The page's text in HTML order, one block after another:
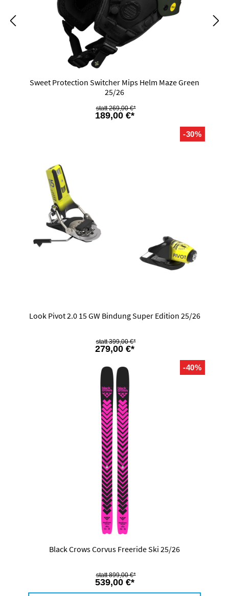
Sweet Protection Switcher Mips Helm Maze Green
25/26
189,00 €*
269,00 €*
-30%
Look Pivot 2.0 15 GW Bindung Super Edition 25/26
279,00 €*
399,00 €*
-40%
Black Crows Corvus Freeride Ski 25/26
539,00 €*
899,00 €*